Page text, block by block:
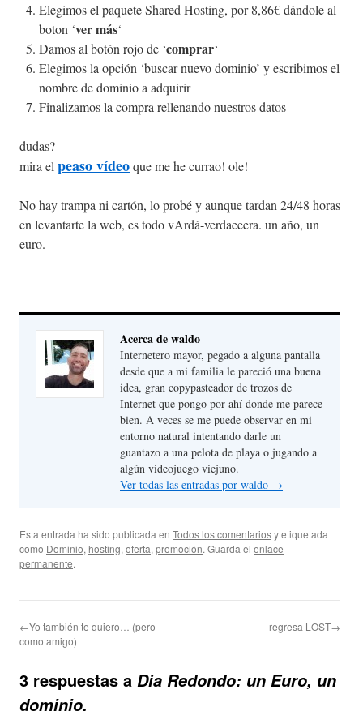
Elegimos el paquete Shared Hosting, por 8,86€ dándole al
boton ‘ver más‘
Damos al botón rojo de ‘comprar‘
Elegimos la opción ‘buscar nuevo dominio’ y escribimos el
nombre de dominio a adquirir
Finalizamos la compra rellenando nuestros datos
dudas?
mira elpeaso vídeoque me he currao! ole!
No hay trampa ni cartón, lo probé y aunque tardan 24/48 horas
en levantarte la web, es todo vArdá-verdaeeera. un año, un
euro.
Acerca de waldo
Internetero mayor, pegado a alguna pantalla
desde que a mi familia le pareció una buena
idea, gran copypasteador de trozos de
Internet que pongo por ahí donde me parece
bien. A veces se me puede observar en mi
entorno natural intentando darle un
guantazo a una pelota de playa o jugando a
algún videojuego viejuno.
Ver todas las entradas por waldo →
Esta entrada ha sido publicada en Todos los comentariosy etiquetada
como Dominio, hosting, oferta, promoción. Guarda el enlace
permanente.
←Yo también te quiero… (pero
como amigo)
regresa LOST→
3 respuestas a Dia Redondo: un Euro, un
dominio.